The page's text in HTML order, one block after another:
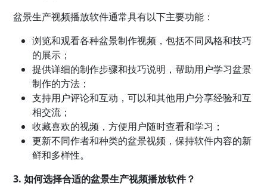
盆景生产视频播放软件通常具有以下主要功能：
浏览和观看各种盆景制作视频，包括不同风格和技巧
的展示；
提供详细的制作步骤和技巧说明，帮助用户学习盆景
制作的方法；
支持用户评论和互动，可以和其他用户分享经验和互
相交流；
收藏喜欢的视频，方便用户随时查看和学习；
更新不同作者和种类的盆景视频，保持软件内容的新
鲜和多样性。
3. 如何选择合适的盆景生产视频播放软件？